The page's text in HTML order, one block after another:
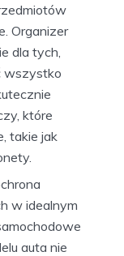
Organizer
dla tych,
wszystko
które
takie jak
w idealnym
auta nie